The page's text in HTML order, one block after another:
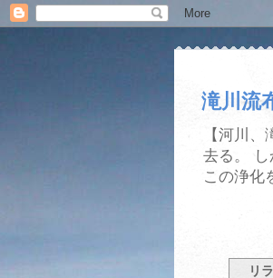
滝川流
【河川
去る。
この浄化
リ